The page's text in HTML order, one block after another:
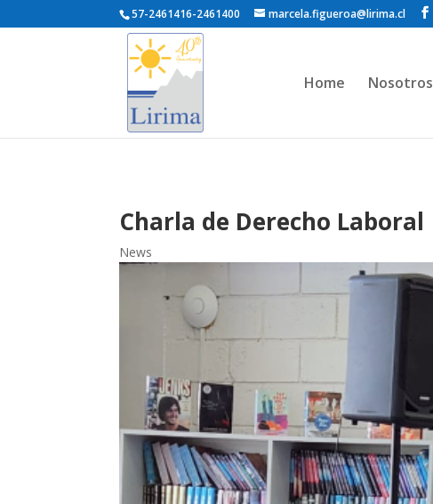
57-2461416-2461400 marcela.figueroa@lirima.cl
Home Nosotros
Charla de Derecho Laboral
News